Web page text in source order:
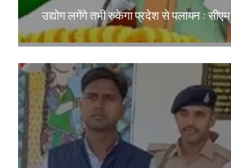
उद्योग लगेंगे तभी रुकेगा प्रदेश से पलायन : सीएम
Amit Lekh